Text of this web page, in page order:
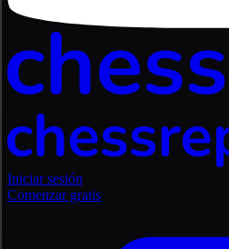
Iniciar sesión
Comenzar gratis